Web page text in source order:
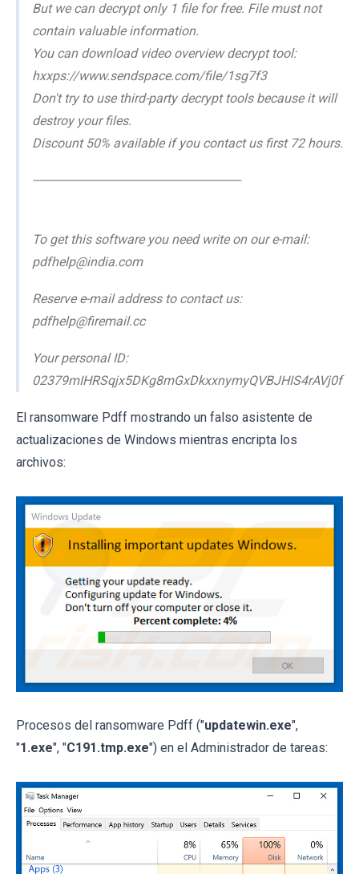
But we can decrypt only 1 file for free. File must not
contain valuable information.
You can download video overview decrypt tool:
hxxps://www.sendspace.com/file/1sg7f3
Don't try to use third-party decrypt tools because it will
destroy your files.
Discount 50% available if you contact us first 72 hours.
-----------------------------------------------------------------
To get this software you need write on our e-mail:
pdfhelp@india.com
Reserve e-mail address to contact us:
pdfhelp@firemail.cc
Your personal ID:
02379mIHRSqjx5DKg8mGxDkxxnymyQVBJHIS4rAVj0f
El ransomware Pdff mostrando un falso asistente de
actualizaciones de Windows mientras encripta los
archivos:
Procesos del ransomware Pdff ("updatewin.exe",
"1.exe", "C191.tmp.exe") en el Administrador de tareas: